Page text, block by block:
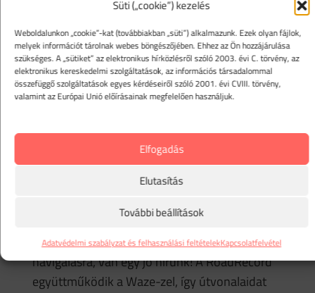
Süti („cookie”) kezelés
Weboldalunkon „cookie”-kat (továbbiakban „süti”) alkalmazunk. Ezek olyan fájlok,
melyek információt tárolnak webes böngészőjében. Ehhez az Ön hozzájárulása
szükséges. A „sütiket” az elektronikus hírközlésről szóló 2003. évi C. törvény, az
elektronikus kereskedelmi szolgáltatások, az információs társadalommal
összefüggő szolgáltatások egyes kérdéseiről szóló 2001. évi CVIII. törvény,
valamint az Európai Unió előírásainak megfelelően használjuk.
Elfogadás
Elutasítás
További beállítások
Adatvédelmi szabályzat és felhasználási feltételekKapcsolatfelvétel
logikai ütközést ellenőriz benne! Szól, ha valami
hiányzik, vagy ha valahol ellentmondás van. Így
biztos lehetsz benne, hogy a nyilvántartásod
hibátlan, és megfelel a NAV előírásainak.
AI-alapú útajánlás:A mesterséges intelligencia
nemcsak science fiction! A RoadRecordban az AI
összeálljon a NAV-álló útnyilvántartás tervezet.
Elég megadnod a partnereidet, a céges címeidet,
és a rendszer a korábbi útvonalaid és szokásaid
Waze integráció:Ha a Waze-t használod
navigálásra, van egy jó hírünk! A RoadRecord
együttműködik a Waze-zel, így útvonalaidat